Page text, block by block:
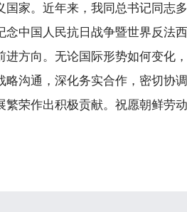
家。近年来，我同总书记同志
中国人民抗日战争暨世界反法
方向。无论国际形势如何变化
沟通，深化务实合作，密切协
荣作出积极贡献。祝愿朝鲜劳